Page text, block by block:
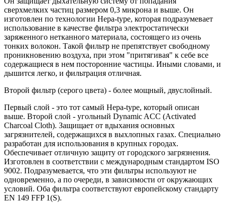
сверхмелких частиц размером 0,3 микрона и выше. Он
изготовлен по технологии Hepa-type, которая подразумевает
использование в качестве фильтра электростатически
заряженного нетканного материала, состоящего из очень
тонких волокон. Такой фильтр не препятствует свободному
проникновению воздуха, при этом "притягивая" к себе все
содержащиеся в нем посторонние частицы. Иными словами, и
дышится легко, и фильтрация отличная.
Второй фильтр (серого цвета) - более мощный, двуслойный.
Первый слой - это тот самый Hepa-type, который описан
выше. Второй слой - угольный Dynamic ACC (Activated
Charcoal Cloth). Защищает от вдыхания основных
загрязнителей, содержащихся в выхлопных газах. Специально
разработан для использования в крупных городах.
Обеспечивает отличную защиту от городского загрязнения.
Изготовлен в соответствии с международным стандартом ISO
9002. Подразумевается, что эти фильтры используют не
одновременно, а по очереди, в зависимости от окружающих
условий. Оба фильтра соответствуют европейскому стандарту
EN 149 FFP 1(S).